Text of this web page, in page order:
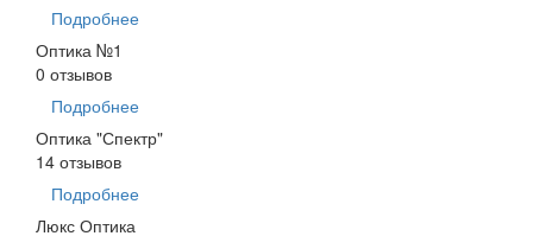
Подробнее
Оптика №1
0 отзывов
Подробнее
Оптика "Спектр"
14 отзывов
Подробнее
Люкс Оптика